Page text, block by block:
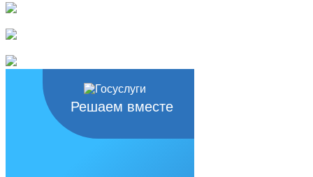
Решаем вместе